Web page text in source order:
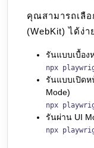
คุณสามารถเ
(WebKit) ได้ง่
รันแบบเบื้อง
npx
รันแบบเปิดห
Mode)
npx
รันผ่าน UI
npx